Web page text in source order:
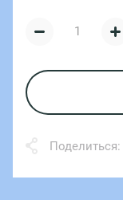
Поделиться: